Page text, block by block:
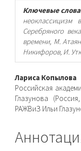
Ключевые
неоклассицизм
Серебряного
времени, М.
Никифоров, И.
Основное
статьи
Лариса Копылова
Российская
Глазунова
РАЖВиЗ Ильи